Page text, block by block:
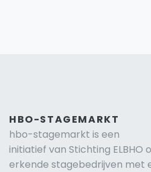
HBO-STAGEMARKT
hbo-stagemarkt is een
initiatief van Stichting ELBHO
erkende stagebedrijven met